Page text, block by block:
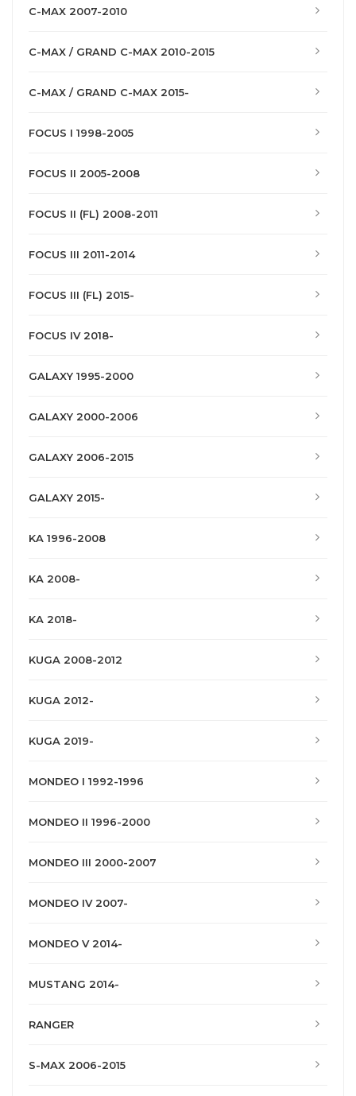
C-MAX 2007-2010
C-MAX / GRAND C-MAX 2010-2015
C-MAX / GRAND C-MAX 2015-
FOCUS I 1998-2005
FOCUS II 2005-2008
FOCUS II (FL) 2008-2011
FOCUS III 2011-2014
FOCUS III (FL) 2015-
FOCUS IV 2018-
GALAXY 1995-2000
GALAXY 2000-2006
GALAXY 2006-2015
GALAXY 2015-
KA 1996-2008
KA 2008-
KA 2018-
KUGA 2008-2012
KUGA 2012-
KUGA 2019-
MONDEO I 1992-1996
MONDEO II 1996-2000
MONDEO III 2000-2007
MONDEO IV 2007-
MONDEO V 2014-
MUSTANG 2014-
RANGER
S-MAX 2006-2015